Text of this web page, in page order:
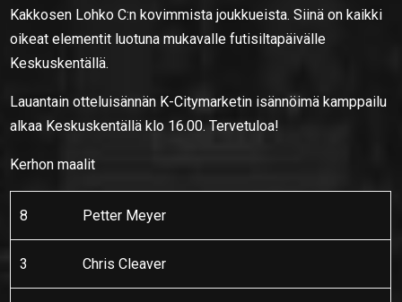
Kakkosen Lohko C:n kovimmista joukkueista. Siinä on kaikki
oikeat elementit luotuna mukavalle futisiltapäivälle
Keskuskentällä.
Lauantain otteluisännän K-Citymarketin isännöimä kamppailu
alkaa Keskuskentällä klo 16.00. Tervetuloa!
Kerhon maalit
8 Petter Meyer
3 Chris Cleaver